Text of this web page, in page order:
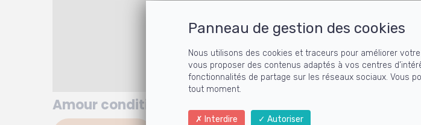
Amour conditionné ou amour inconditionnel
Panneau de gestion des cookies
Nous utilisons des cookies et traceurs pour améliorer
vous proposer des contenus adaptés à vos centres
fonctionnalités de partage sur les réseaux sociaux. Vous
tout moment.
Interdire Autoriser